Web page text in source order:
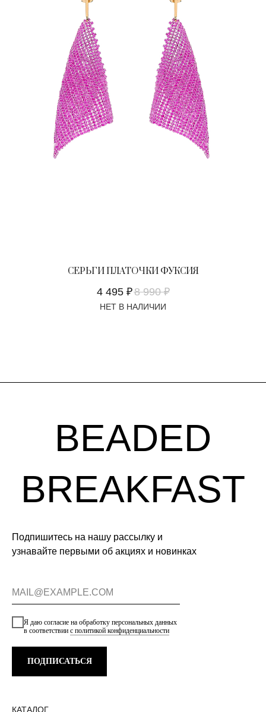
СЕРЬГИ ПЛАТОЧКИ ФУКСИЯ
4 495 ₽8 990 ₽
BEADED
BREAKFAST
Я даю согласие на обработку персональных данных
в соответствии с политикой конфиденциальности
ПОДПИСАТЬСЯ
Подпишитесь на нашу рассылку и
узнавайте первыми об акциях и новинках
КАТАЛОГ